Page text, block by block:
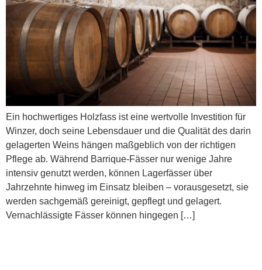
Ein hochwertiges Holzfass ist eine wertvolle Investition für
Winzer, doch seine Lebensdauer und die Qualität des darin
gelagerten Weins hängen maßgeblich von der richtigen
Pflege ab. Während Barrique-Fässer nur wenige Jahre
intensiv genutzt werden, können Lagerfässer über
Jahrzehnte hinweg im Einsatz bleiben – vorausgesetzt, sie
werden sachgemäß gereinigt, gepflegt und gelagert.
Vernachlässigte Fässer können hingegen […]